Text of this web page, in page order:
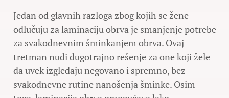
Jedan od glavnih razloga zbog kojih se žene
odlučuju za laminaciju obrva je smanjenje potrebe
za svakodnevnim šminkanjem obrva. Ovaj
tretman nudi dugotrajno rešenje za one koji žele
da uvek izgledaju negovano i spremno, bez
svakodnevne rutine nanošenja šminke. Osim